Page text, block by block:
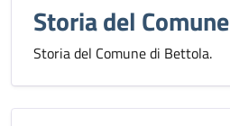
Storia del Comune
Storia del Comune di Bettola.